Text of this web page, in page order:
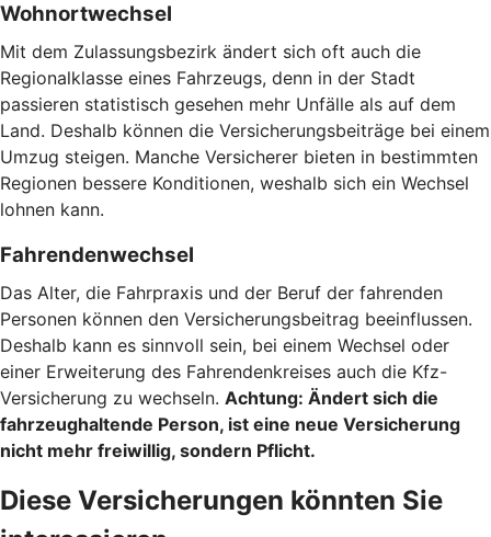
Wohnortwechsel
Mit dem Zulassungsbezirk ändert sich oft auch die
Regionalklasse eines Fahrzeugs, denn in der Stadt
passieren statistisch gesehen mehr Unfälle als auf dem
Land. Deshalb können die Versicherungsbeiträge bei einem
Umzug steigen. Manche Versicherer bieten in bestimmten
Regionen bessere Konditionen, weshalb sich ein Wechsel
lohnen kann.
Fahrendenwechsel
Das Alter, die Fahrpraxis und der Beruf der fahrenden
Personen können den Versicherungsbeitrag beeinflussen.
Deshalb kann es sinnvoll sein, bei einem Wechsel oder
einer Erweiterung des Fahrendenkreises auch die Kfz-
Versicherung zu wechseln. Achtung: Ändert sich die
fahrzeughaltende Person, ist eine neue Versicherung
nicht mehr freiwillig, sondern Pflicht.
Diese Versicherungen könnten Sie